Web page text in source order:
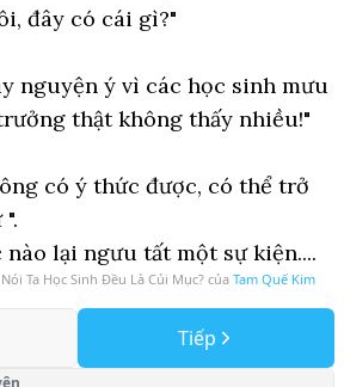
đây có cái gì?"
nguyện ý vì các học sinh mưu
thật không thấy nhiều!"
có ý thức được, có thể trở
lại ngưu tất một sự kiện....
Ta Học Sinh Đều Là Củi Mục? của Tam Quế Kim
Tiếp